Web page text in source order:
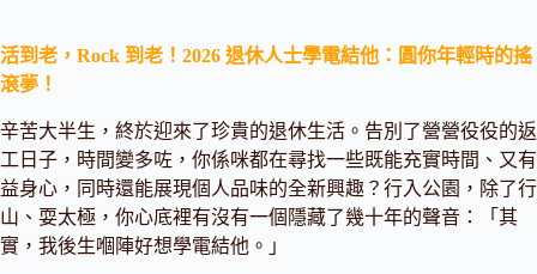
活到老，Rock 到老！2026 退休人士學電結他：圓你年輕時的搖
滾夢！
辛苦大半生，終於迎來了珍貴的退休生活。告別了營營役役的返
工日子，時間變多咗，你係咪都在尋找一些既能充實時間、又有
益身心，同時還能展現個人品味的全新興趣？行入公園，除了行
山、耍太極，你心底裡有沒有一個隱藏了幾十年的聲音：「其
實，我後生嗰陣好想學電結他。」